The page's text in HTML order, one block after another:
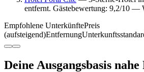
entfernt. Gästebewertung: 9,2/10 —
Empfohlene UnterkünftePreis
(aufsteigend)Entfernung
Deine Ausgangsbasis nahe